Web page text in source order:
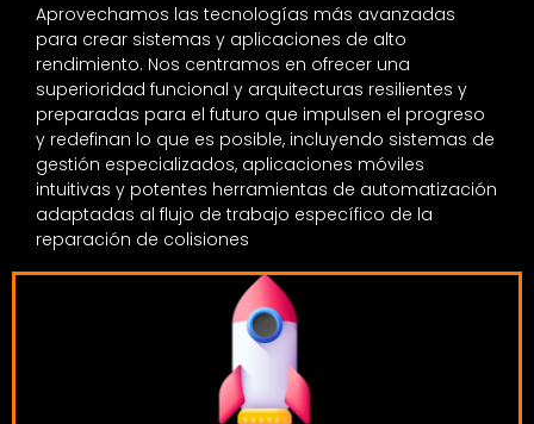
Aprovechamos las tecnologías más avanzadas
para crear sistemas y aplicaciones de alto
rendimiento. Nos centramos en ofrecer una
superioridad funcional y arquitecturas resilientes y
preparadas para el futuro que impulsen el progreso
y redefinan lo que es posible, incluyendo sistemas de
gestión especializados, aplicaciones móviles
intuitivas y potentes herramientas de automatización
adaptadas al flujo de trabajo específico de la
reparación de colisiones